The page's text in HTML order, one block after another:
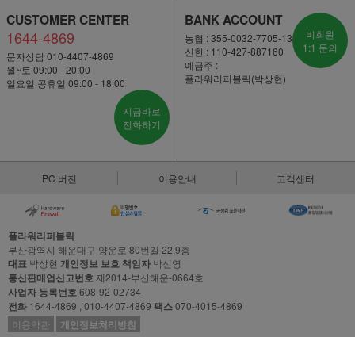
CUSTOMER CENTER
1644-4869
문자상담 010-4407-4869
월~토 09:00 - 20:00
일요일·공휴일 09:00 - 18:00
지금바로
전화하기
BANK ACCOUNT
농협 : 355-0032-7705-13
신한 : 110-427-887160
예금주 :
플라워리퍼블릭(박상현)
비회원
1:1 문의
PC 버전 이용안내 고객센터
플라워리퍼블릭
부산광역시 해운대구 양운로 80번길 22,9층
대표 박상현 개인정보 보호 책임자 박신영
통신판매업신고번호제2014-부산해운-0664호
사업자 등록번호608-92-02734
전화 1644-4869 , 010-4407-4869 팩스070-4015-4869
이용약관
개인정보처리방침